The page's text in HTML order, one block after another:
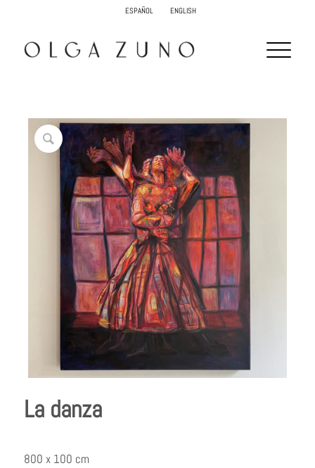
ESPAÑOL ENGLISH
La danza
800 x 100 cm